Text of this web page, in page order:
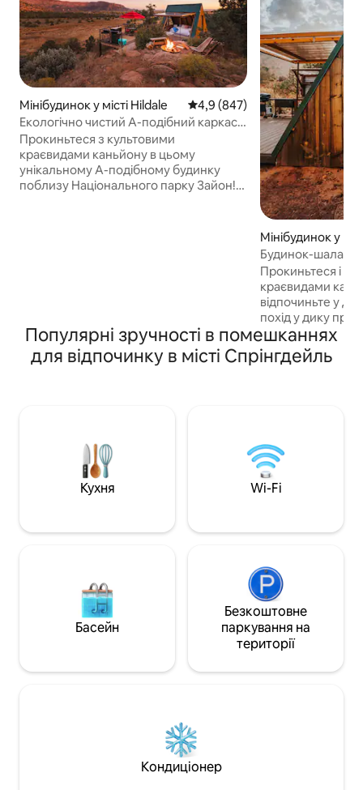
Мінібудинок у місті Hildale Середня оцінка: 4,9 з 5,
4,9 (847)
Екологічно чистий A-подібний каркас:
вид на оглядовий майданчик Сіона
Прокиньтеся з культовими
краєвидами каньйону в цьому
унікальному A-подібному будинку
поблизу Національного парку Зайон!
терасою, грилем і вікнами від підлоги
до стелі з видом на каньйон. Цілорічне
кондиціонування/опалення
забезпечують комфортне
від Національного парку Зайон.
Входить до 10% найкращих помешкань
Airbnb у Юті.
Мінібудинок у
Будинок-шалаш у
сауна, поблизу
Прокиньтеся і
краєвидами
відпочиньте у
похід у дику
помешкання: усе
45 хвилин від
Зайон і за 2
будинків-
скляною стіною,
відкривається:
прекрасний, щоб
тварин і
Популярні зручності в помешканнях
для відпочинку в місті Спрінгдейль
Кухня Wi-Fi
Басейн
Безкоштовне
паркування на
території
Кондиціонер